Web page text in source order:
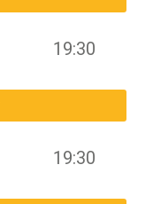
19:30
19:30